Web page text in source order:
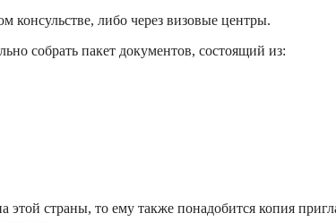
консульстве, либо через визовые центры.
собрать пакет документов, состоящий из:
страны, то ему также понадобится копия